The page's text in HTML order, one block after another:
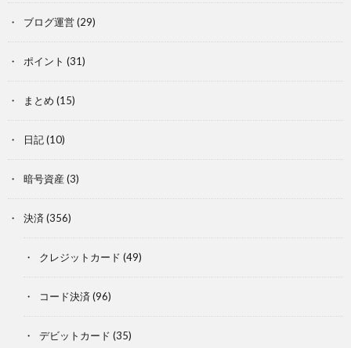
ブログ運営(29)
ポイント (31)
まとめ (15)
日記(10)
暗号資産 (3)
決済 (356)
クレジットカード (49)
コード決済 (96)
デビットカード (35)